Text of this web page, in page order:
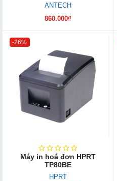
ANTECH
860.000₫
-26%
Máy in hoá đơn HPRT
TP80BE
HPRT